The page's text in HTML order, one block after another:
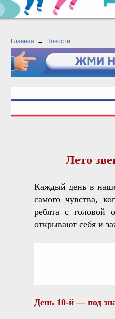
Главная → Новости
Лето
Каждый день в
самого чувства,
ребята с головой
открывают себя и
День 10‑й — под